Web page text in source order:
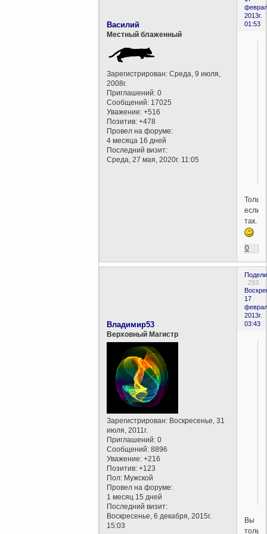
2013г.
01:53
Василий
Местный блаженный
Зарегистрирован: Среда, 9 июля,
2008г.
Приглашений: 0
Сообщений: 17025
Уважение: +516
Позитив: +478
Провел на форуме:
4 месяца 16 дней
Последний визит:
Среда, 27 мая, 2020г. 11:05
Только
если
так.
0
293
17
2013г.
03:43
Владимир53
Верховный Магистр
Зарегистрирован: Воскресенье, 31
июля, 2011г.
Приглашений: 0
Сообщений: 8896
Уважение: +216
Позитив: +123
Пол: Мужской
Провел на форуме:
1 месяц 15 дней
Последний визит:
Воскресенье, 6 декабря, 2015г.
15:03
Вы
только